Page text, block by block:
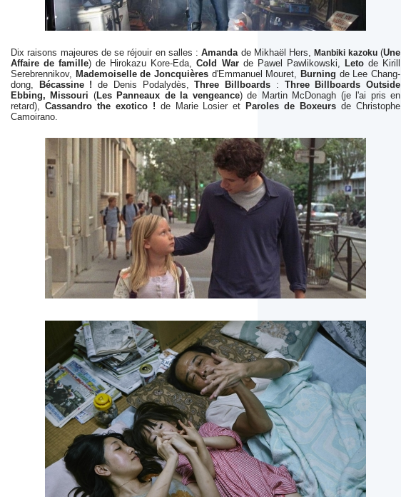
Dix raisons majeures de se réjouir en salles :Amanda de Mikhaël Hers,Manbiki kazoku(Une
Affaire de famille) de Hirokazu Kore-Eda,Cold Warde Pawel Pawlikowski, Letode Kirill
Serebrennikov, Mademoiselle de Joncquières d'Emmanuel Mouret,Burning de Lee Chang-
dong, Bécassine ! de Denis Podalydès,Three Billboards : Three Billboards Outside
Ebbing, Missouri (Les Panneaux de la vengeance)de Martin McDonagh (je l'ai pris en
retard), Cassandro the exotico ! de Marie Losier etParoles de Boxeurs de Christophe
Camoirano.